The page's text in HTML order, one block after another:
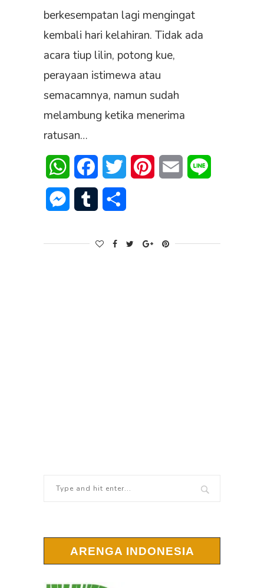
berkesempatan lagi mengingat
kembali hari kelahiran. Tidak ada
acara tiup lilin, potong kue,
perayaan istimewa atau
semacamnya, namun sudah
melambung ketika menerima
ratusan…
WhatsAppFacebookTwitter PinterestEmail
Messenger
Tumblr
ARENGA INDONESIA